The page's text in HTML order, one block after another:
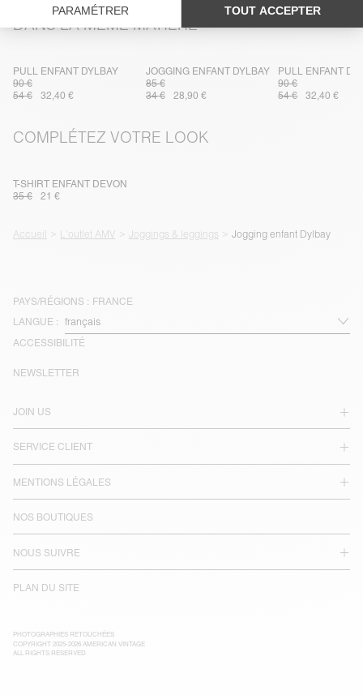
DANS LA MÊME MATIÈRE
PULL ENFANT DYLBAY
90 €
54 €
32,40 €
JOGGING ENFANT DYLBAY
85 €
34 €
28,90 €
PULL ENFANT
90 €
54 €
32,40 €
COMPLÉTEZ VOTRE LOOK
T-SHIRT ENFANT DEVON
35 €
21 €
Accueil L'outlet AMV Joggings & leggings Jogging enfant Dylbay
PAYS/RÉGIONS : FRANCE
LANGUE :
ACCESSIBILITÉ
JOIN US
SERVICE CLIENT
MENTIONS LÉGALES
NOS BOUTIQUES
NOUS SUIVRE
PLAN DU SITE
NEWSLETTER
PHOTOGRAPHIES RETOUCHÉES
COPYRIGHT 2025-2026 AMERICAN VINTAGE
ALL RIGHTS RESERVED